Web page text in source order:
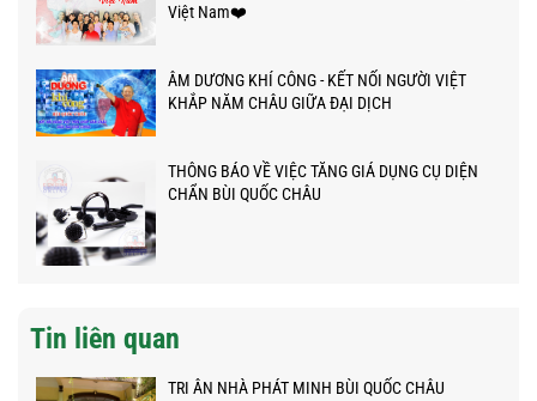
Việt Nam❤️
ÂM DƯƠNG KHÍ CÔNG - KẾT NỐI NGƯỜI VIỆT
KHẮP NĂM CHÂU GIỮA ĐẠI DỊCH
THÔNG BÁO VỀ VIỆC TĂNG GIÁ DỤNG CỤ DIỆN
CHẨN BÙI QUỐC CHÂU
Tin liên quan
TRI ÂN NHÀ PHÁT MINH BÙI QUỐC CHÂU